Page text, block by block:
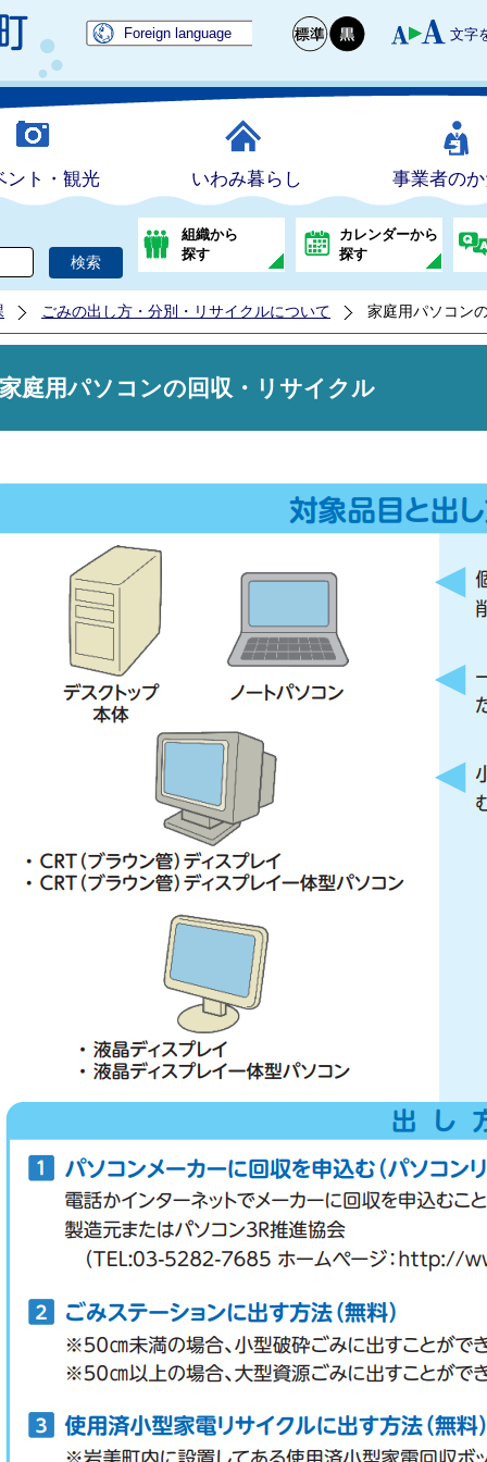
文字
Foreign language
ント・観光 いわみ暮らし 事業者の
組織から
探す
カレンダーから
探す
ごみの出し方・分別・リサイクルについて 家庭用パソコン
家庭用パソコンの回収・リサイクル